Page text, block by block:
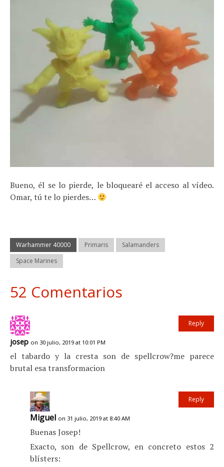
Bueno, él se lo pierde, le bloquearé el acceso al vídeo.
Omar, tú te lo pierdes…
Warhammer 40000 Primaris
Salamanders
Space Marines
52 Comentarios
josep on 30 julio, 2019 at 10:01 PM
el tabardo y la cresta son de spellcrow?me parece
brutal esa transformacion
Reply
Miguel on 31 julio, 2019 at 8:40 AM
Buenas Josep!
Exacto, son de Spellcrow, en concreto estos 2
blísters:
Reply